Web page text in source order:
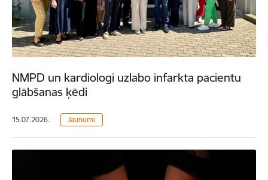
NMPD un kardiologi uzlabo infarkta pacientu
glābšanas ķēdi
15.07.2026. Jaunumi